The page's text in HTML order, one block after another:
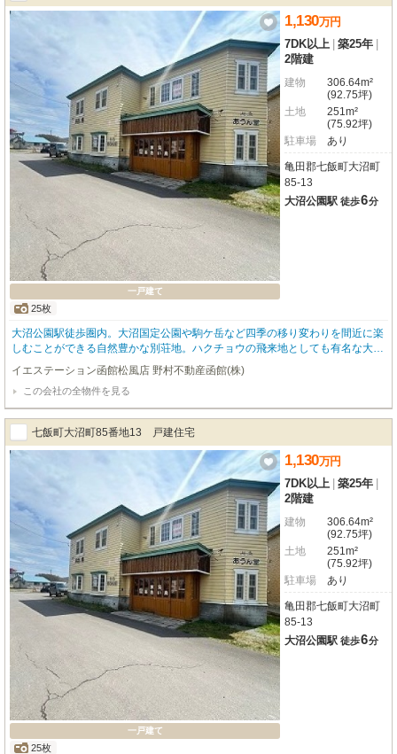
一戸建て
25枚
1,130万円
7DK以上 築25年
2階建
建物
306.64m²
(92.75坪)
土地
251m²
(75.92坪)
駐車場
あり
亀田郡七飯町大沼町
85-13
大沼公園駅 徒歩6分
大沼公園駅徒歩圏内。大沼国定公園や駒ケ岳など四季の移り変わりを間近に楽
しむことができる自然豊かな別荘地。ハクチョウの飛来地としても有名な大沼
周辺は、夏場は大沼を周回するサイクリングや駒ケ岳登山、釣りや乗馬、冬場
はワカサギ釣りなど、レジャーも豊富です。居住用でなく、別荘や民泊として
の活用をお考えの方にもおすすめ。
イエステーション函館松風店 野村不動産函館(株)
この会社の全物件を見る
七飯町大沼町85番地13 戸建住宅
一戸建て
25枚
1,130万円
7DK以上 築25年
2階建
建物
306.64m²
(92.75坪)
土地
251m²
(75.92坪)
駐車場
あり
亀田郡七飯町大沼町
85-13
大沼公園駅 徒歩6分